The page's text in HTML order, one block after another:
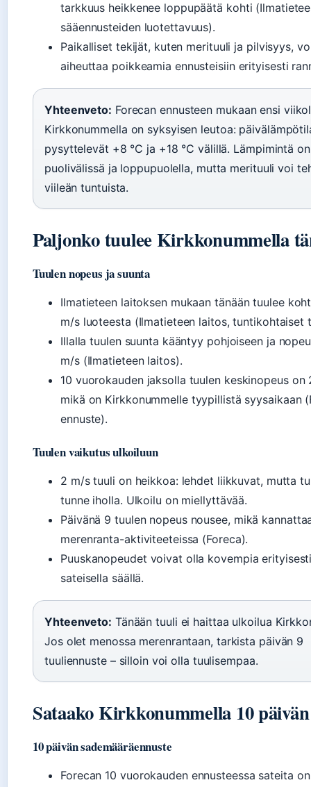
tarkkuus heikkenee loppupäätä kohti
sääennusteiden luotettavuus).
Paikalliset tekijät, kuten merituuli ja pilvisyys,
aiheuttaa poikkeamia ennusteisiin erityisesti
Yhteenveto: Forecan ennusteen mukaan ensi
Kirkkonummella on syksyisen leutoa:
pysyttelevät +8 °C ja +18 °C välillä. Lämpimintä
puolivälissä ja loppupuolella, mutta merituuli voi
viileän tuntuista.
Paljonko tuulee Kirkkonummella
Tuulen nopeus ja suunta
Ilmatieteen laitoksen mukaan tänään tuulee
m/s luoteesta (Ilmatieteen laitos, tuntikohtaiset
Illalla tuulen suunta kääntyy pohjoiseen ja
m/s (Ilmatieteen laitos).
10 vuorokauden jaksolla tuulen keskinopeus on
mikä on Kirkkonummelle tyypillistä syysaikaan
ennuste).
Tuulen vaikutus ulkoiluun
2 m/s tuuli on heikkoa: lehdet liikkuvat, mutta
tunne iholla. Ulkoilu on miellyttävää.
Päivänä 9 tuulen nopeus nousee, mikä
merenranta-aktiviteeteissa (Foreca).
Puuskanopeudet voivat olla kovempia
sateisella säällä.
Yhteenveto: Tänään tuuli ei haittaa ulkoilua
Jos olet menossa merenrantaan, tarkista päivän 9
tuuliennuste – silloin voi olla tuulisempaa.
Sataako Kirkkonummella 10
10 päivän sademääräennuste
Forecan 10 vuorokauden ennusteessa sateita on